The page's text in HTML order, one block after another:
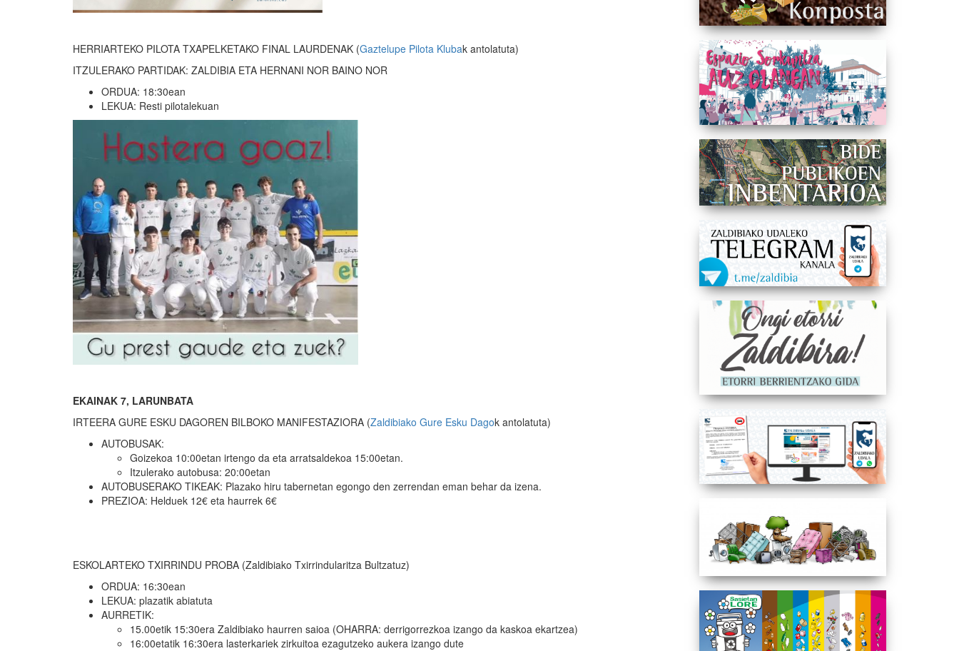
HERRIARTEKO PILOTA TXAPELKETAKO FINAL LAURDENAK (Gaztelupe Pilota Klubak antolatuta)
ITZULERAKO PARTIDAK: ZALDIBIA ETA HERNANI NOR BAINO NOR
ORDUA: 18:30ean
LEKUA: Resti pilotalekuan
EKAINAK 7, LARUNBATA
IRTEERA GURE ESKU DAGOREN BILBOKO MANIFESTAZIORA (Zaldibiako Gure Esku Dagok antolatuta)
AUTOBUSAK:
Goizekoa 10:00etan irtengo da eta arratsaldekoa 15:00etan.
Itzulerako autobusa: 20:00etan
AUTOBUSERAKO TIKEAK: Plazako hiru tabernetan egongo den zerrendan eman behar da izena.
PREZIOA: Helduek 12€ eta haurrek 6€
ESKOLARTEKO TXIRRINDU PROBA (Zaldibiako Txirrindularitza Bultzatuz)
ORDUA: 16:30ean
LEKUA: plazatik abiatuta
AURRETIK:
15.00etik 15:30era Zaldibiako haurren saioa (OHARRA: derrigorrezkoa izango da kaskoa ekartzea)
16:00etatik 16:30era lasterkariek zirkuitoa ezagutzeko aukera izango dute